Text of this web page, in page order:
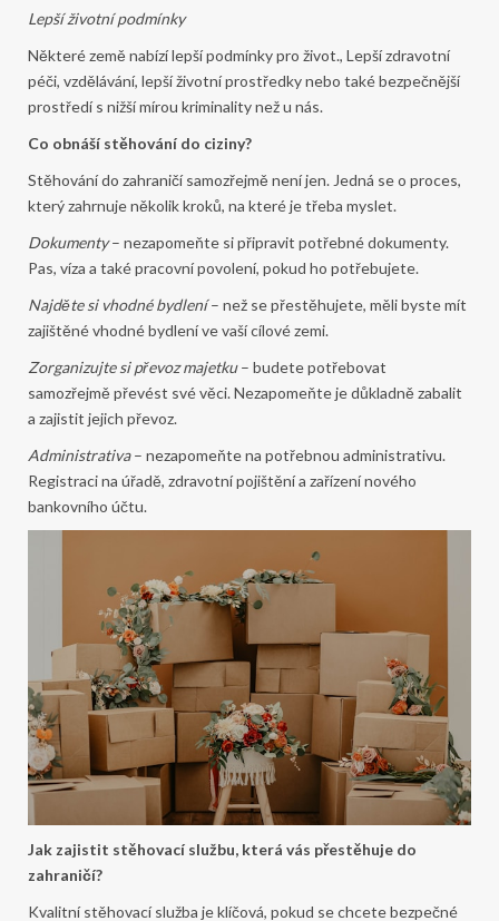
Lepší životní podmínky
Některé země nabízí lepší podmínky pro život., Lepší zdravotní
péči, vzdělávání, lepší životní prostředky nebo také bezpečnější
prostředí s nižší mírou kriminality než u nás.
Co obnáší stěhování do ciziny?
Stěhování do zahraničí samozřejmě není jen. Jedná se o proces,
který zahrnuje několik kroků, na které je třeba myslet.
Dokumenty– nezapomeňte si připravit potřebné dokumenty.
Pas, víza a také pracovní povolení, pokud ho potřebujete.
Najděte si vhodné bydlení– než se přestěhujete, měli byste mít
zajištěné vhodné bydlení ve vaší cílové zemi.
Zorganizujte si převoz majetku– budete potřebovat
samozřejmě převést své věci. Nezapomeňte je důkladně zabalit
a zajistit jejich převoz.
Administrativa– nezapomeňte na potřebnou administrativu.
Registraci na úřadě, zdravotní pojištění a zařízení nového
bankovního účtu.
Jak zajistit stěhovací službu, která vás přestěhuje do
zahraničí?
Kvalitní stěhovací služba je klíčová, pokud se chcete bezpečné